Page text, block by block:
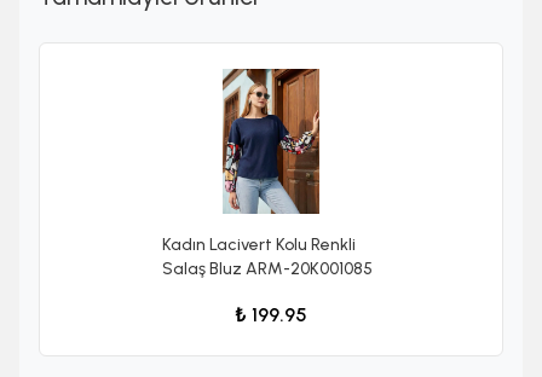
Kadın Lacivert Kolu Renkli
Salaş Bluz ARM-20K001085
₺ 199.95